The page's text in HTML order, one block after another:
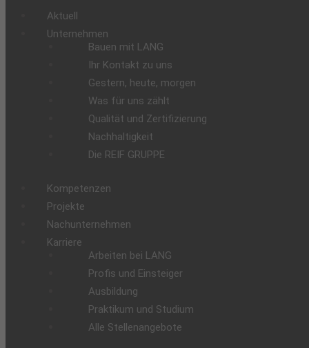
Aktuell
Unternehmen
Bauen mit LANG
Ihr Kontakt zu uns
Gestern, heute, morgen
Was für uns zählt
Qualität und Zertifizierung
Nachhaltigkeit
Die REIF GRUPPE
Kompetenzen
Projekte
Nachunternehmen
Karriere
Arbeiten bei LANG
Profis und Einsteiger
Ausbildung
Praktikum und Studium
Alle Stellenangebote